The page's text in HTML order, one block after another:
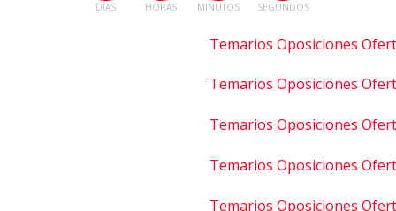
DÍAS HORAS MINUTOS SEGUNDOS